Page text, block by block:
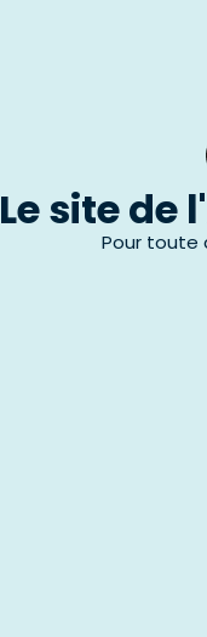
Le site de
Pour toute